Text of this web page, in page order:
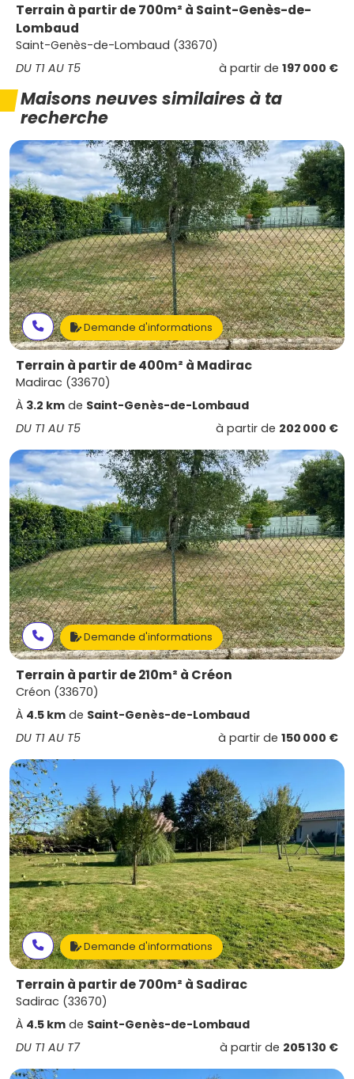
Terrain à partir de 700m² à Saint-Genès-de-
Lombaud
Saint-Genès-de-Lombaud (33670)
DU T1 AU T5
à partir de 197 000 €
Maisons neuves similaires à ta
recherche
Demande d'informations
Terrain à partir de 400m² à Madirac
Madirac (33670)
À 3.2 km de Saint-Genès-de-Lombaud
DU T1 AU T5
à partir de 202 000 €
Demande d'informations
Terrain à partir de 210m² à Créon
Créon (33670)
À 4.5 km de Saint-Genès-de-Lombaud
DU T1 AU T5
à partir de 150 000 €
Demande d'informations
Terrain à partir de 700m² à Sadirac
Sadirac (33670)
À 4.5 km de Saint-Genès-de-Lombaud
DU T1 AU T7
à partir de 205 130 €